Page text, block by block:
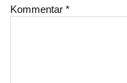
Kommentar*